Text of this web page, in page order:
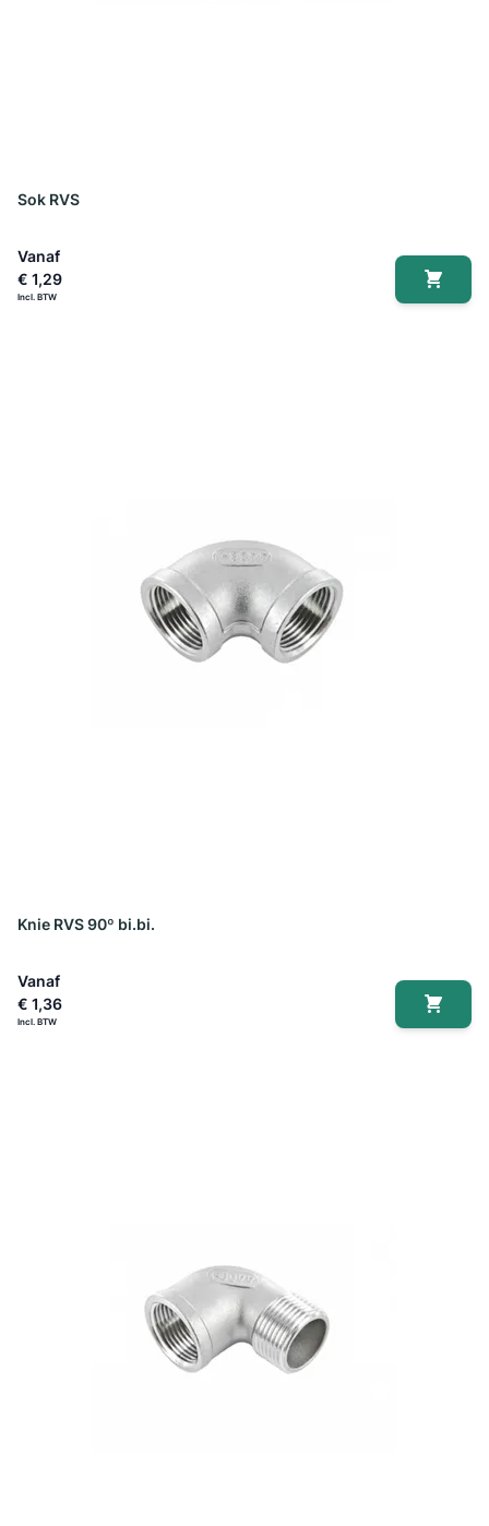
Sok RVS
Vanaf
€ 1,29
Knie RVS 90º bi.bi.
Vanaf
€ 1,36